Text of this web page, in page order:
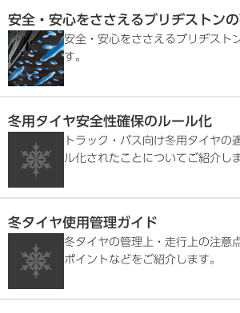
安全・安心をささえるブリヂストン
安全・安心をささえるブリヂスト
す。
冬用タイヤ安全性確保のルール化
トラック・バス向け冬用タイヤの
ル化されたことについてご紹介し
冬タイヤ使用管理ガイド
冬タイヤの管理上・走行上の注意
ポイントなどをご紹介します。